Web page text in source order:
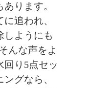
ります。
追われ、
しようにも
んな声をよ
回り5点セッ
グなら、